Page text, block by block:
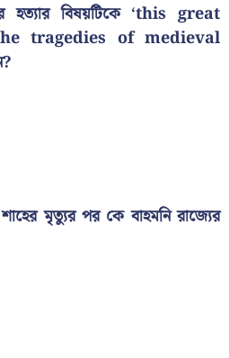
হত্যার বিষয়টিকে ‘this great
tragedies of medieval
মৃত্যুর পর কে বাহমনি রাজ্যের